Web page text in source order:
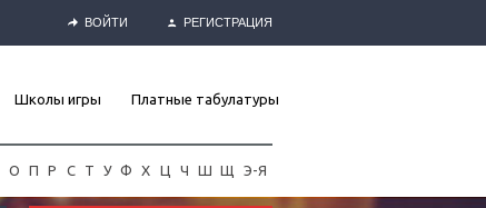
ВОЙТИ РЕГИСТРАЦИЯ
Школы игры Платные табулатуры
О П Р С Т У Ф Х Ц Ч Ш Щ Э-Я